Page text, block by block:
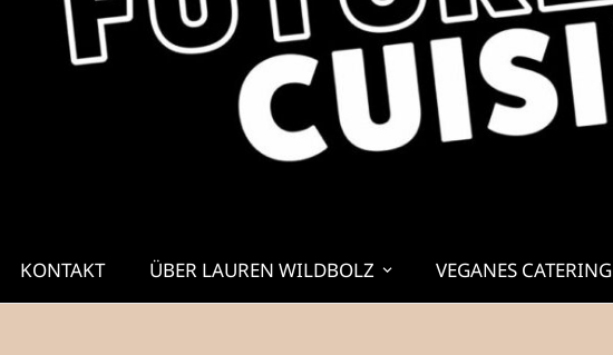
KONTAKT ÜBER LAUREN WILDBOLZ VEGANES CATERING